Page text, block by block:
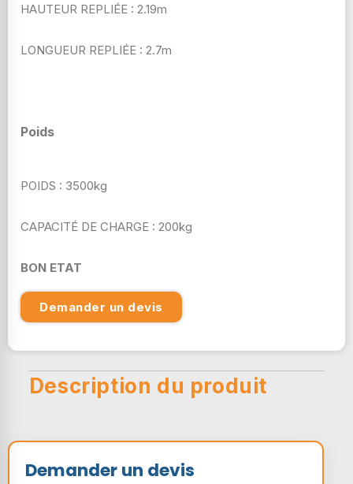
HAUTEUR REPLIÉE : 2.19m
LONGUEUR REPLIÉE : 2.7m
Poids
POIDS : 3500kg
CAPACITÉ DE CHARGE : 200kg
BON ETAT
Demander un devis
Description du produit
Demander un devis